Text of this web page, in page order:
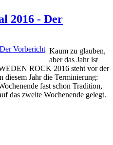
2016 - Der
Kaum zu glauben,
aber das Jahr ist
ROCK 2016 steht vor der
diesem Jahr die Terminierung:
fast schon Tradition,
das zweite Wochenende gelegt.